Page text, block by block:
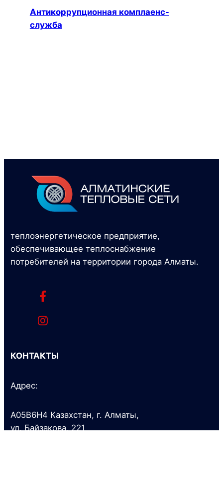
Антикоррупционная комплаенс-
служба
теплоэнергетическое предприятие,
обеспечивающее теплоснабжение
потребителей на территории города Алматы.
КОНТАКТЫ
Адрес:
A05B6H4 Казахстан, г. Алматы,
ул. Байзакова, 221